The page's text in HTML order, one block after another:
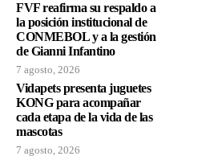
FVF reafirma su respaldo a
la posición institucional de
CONMEBOL y a la gestión
de Gianni Infantino
7 agosto, 2026
Vidapets presenta juguetes
KONG para acompañar
cada etapa de la vida de las
mascotas
7 agosto, 2026